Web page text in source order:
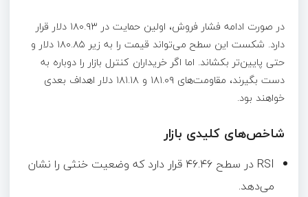
در صورت ادامه فشار فروش، اولین حمایت در ۱۸۰.۹۳ دلار قرار
دارد. شکست این سطح می‌تواند قیمت را به زیر ۱۸۰.۸۵ دلار و
حتی پایین‌تر بکشاند. اما اگر خریداران کنترل بازار را دوباره به
دست بگیرند، مقاومت‌های ۱۸۱.۰۹ و ۱۸۱.۱۸ دلار اهداف بعدی
خواهند بود.
شاخص‌های کلیدی بازار
RSI در سطح ۴۶.۴۶ قرار دارد که وضعیت خنثی را نشان
می‌دهد.